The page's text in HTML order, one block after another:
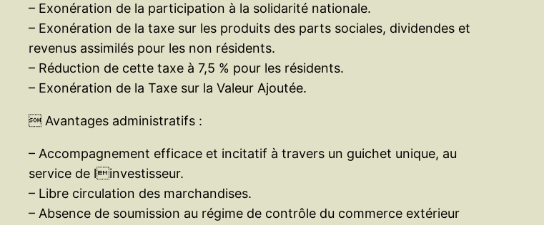
– Exonération de la participation à la solidarité nationale.
– Exonération de la taxe sur les produits des parts sociales, dividendes et
revenus assimilés pour les non résidents.
– Réduction de cette taxe à 7,5 % pour les résidents.
– Exonération de la Taxe sur la Valeur Ajoutée.
 Avantages administratifs :
– Accompagnement efficace et incitatif à travers un guichet unique, au
service de linvestisseur.
– Libre circulation des marchandises.
– Absence de soumission au régime de contrôle du commerce extérieur